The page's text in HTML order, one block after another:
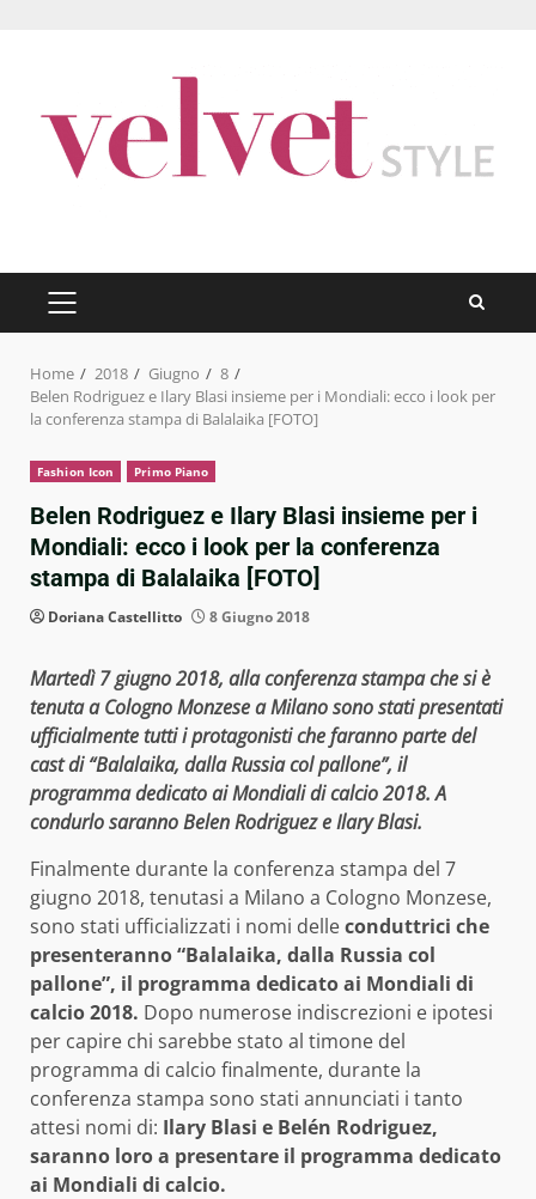
PRIMARY
MENU
Home 2018 Giugno
8
Belen Rodriguez e Ilary Blasi insieme per i Mondiali: ecco i look per
la conferenza stampa di Balalaika [FOTO]
Fashion Icon Primo Piano
Belen Rodriguez e Ilary Blasi insieme per i
Mondiali: ecco i look per la conferenza
stampa di Balalaika [FOTO]
Doriana Castellitto 8 Giugno 2018
Martedì 7 giugno 2018, alla conferenza stampa che si è
tenuta a Cologno Monzese a Milano sono stati presentati
ufficialmente tutti i protagonisti che faranno parte del
cast di “Balalaika, dalla Russia col pallone”, il
programma dedicato ai Mondiali di calcio 2018. A
condurlo saranno Belen Rodriguez e Ilary Blasi.
Finalmente durante la conferenza stampa del 7
giugno 2018, tenutasi a Milano a Cologno Monzese,
sono stati ufficializzati i nomi delleconduttrici che
presenteranno “Balalaika, dalla Russia col
pallone”, il programma dedicato ai Mondiali di
calcio 2018. Dopo numerose indiscrezioni e ipotesi
per capire chi sarebbe stato al timone del
programma di calcio finalmente, durante la
conferenza stampa sono stati annunciati i tanto
attesi nomi di: Ilary Blasi e Belén Rodriguez,
saranno loro a presentare il programma dedicato
ai Mondiali di calcio.